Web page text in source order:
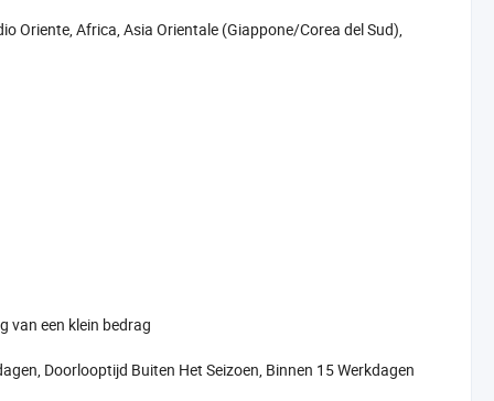
Oriente, Africa, Asia Orientale (Giappone/Corea del Sud),
van een klein bedrag
Doorlooptijd Buiten Het Seizoen, Binnen 15 Werkdagen